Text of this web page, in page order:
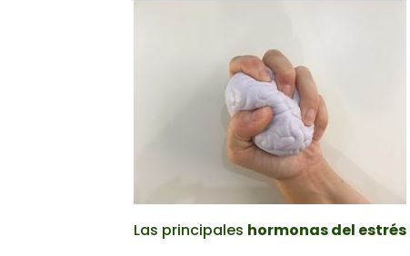
Las principales hormonas del estrés